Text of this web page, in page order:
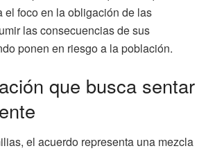
el foco en la obligación de las
las consecuencias de sus
ponen en riesgo a la población.
que busca sentar
el acuerdo representa una mezcla